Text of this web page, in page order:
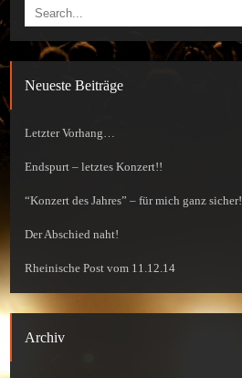
Neueste Beiträge
Letzter Vorhang…
Endspurt – letztes Konzert!!
“Konzert des Jahres” – für mich ganz sicher!
Der Abschied naht!
Rheinische Post vom 11.12.14
Archiv